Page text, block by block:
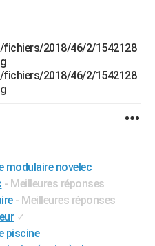
2018/46/2/1542128
2018/46/2/1542128
modulaire novelec
- Meilleures réponses
- Meilleures réponses
✓
piscine